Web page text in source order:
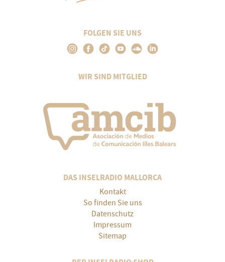
FOLGEN SIE UNS
WIR SIND MITGLIED
DAS INSELRADIO MALLORCA
Kontakt
So finden Sie uns
Datenschutz
Impressum
Sitemap